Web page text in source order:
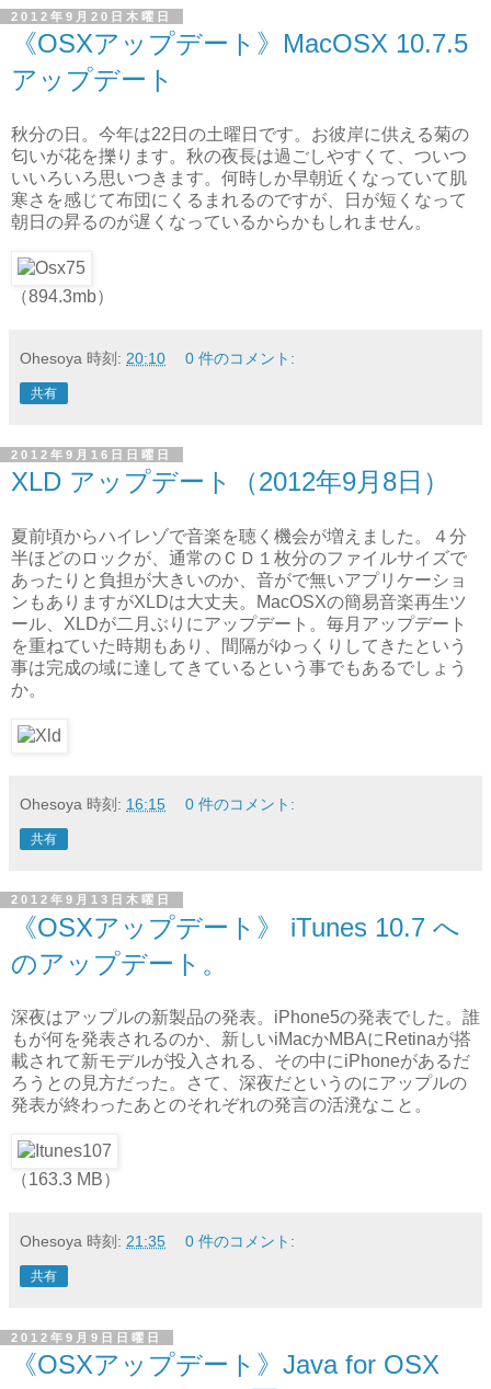
2012年9月20日木曜日
《OSXアップデート》MacOSX 10.7.5
アップデート
秋分の日。今年は22日の土曜日です。お彼岸に供える菊の
匂いが花を擽ります。秋の夜長は過ごしやすくて、ついつ
いいろいろ思いつきます。何時しか早朝近くなっていて肌
寒さを感じて布団にくるまれるのですが、日が短くなって
朝日の昇るのが遅くなっているからかもしれません。
（894.3mb）
Ohesoya 時刻: 20:10 0 件のコメント:
共有
2012年9月16日日曜日
XLD アップデート（2012年9月8日）
夏前頃からハイレゾで音楽を聴く機会が増えました。４分
半ほどのロックが、通常のＣＤ１枚分のファイルサイズで
あったりと負担が大きいのか、音がで無いアプリケーショ
ンもありますがXLDは大丈夫。MacOSXの簡易音楽再生ツ
ール、XLDが二月ぶりにアップデート。毎月アップデート
を重ねていた時期もあり、間隔がゆっくりしてきたという
事は完成の域に達してきているという事でもあるでしょう
か。
Ohesoya 時刻: 16:15 0 件のコメント:
共有
2012年9月13日木曜日
《OSXアップデート》 iTunes 10.7 へ
のアップデート。
深夜はアップルの新製品の発表。iPhone5の発表でした。誰
もが何を発表されるのか、新しいiMacかMBAにRetinaが搭
載されて新モデルが投入される、その中にiPhoneがあるだ
ろうとの見方だった。さて、深夜だというのにアップルの
発表が終わったあとのそれぞれの発言の活溌なこと。
（163.3 MB）
Ohesoya 時刻: 21:35 0 件のコメント:
共有
2012年9月9日日曜日
《OSXアップデート》Java for OSX